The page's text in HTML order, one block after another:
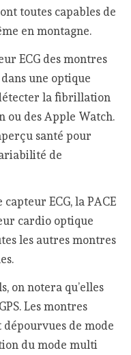
toutes capables de
en montagne.
ECG des montres
dans une optique
la fibrillation
ou des Apple Watch.
santé pour
de
ECG, la PACE
cardio optique
les autres montres
on notera qu’elles
Les montres
dépourvues de mode
du mode multi